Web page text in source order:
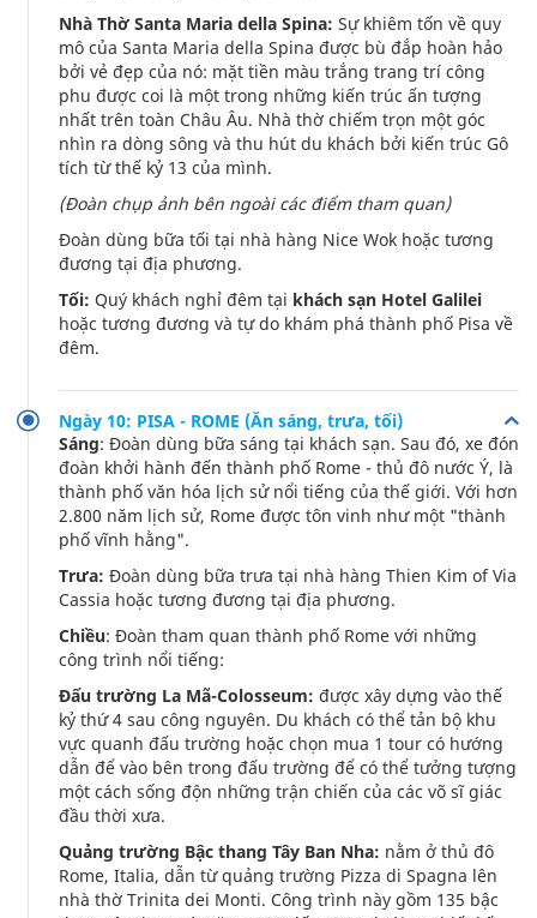
Nhà Thờ Santa Maria della Spina: Sự khiêm tốn về quy
mô của Santa Maria della Spina được bù đắp hoàn hảo
bởi vẻ đẹp của nó: mặt tiền màu trắng trang trí công
phu được coi là một trong những kiến trúc ấn tượng
nhất trên toàn Châu Âu. Nhà thờ chiếm trọn một góc
nhìn ra dòng sông và thu hút du khách bởi kiến trúc Gô
tích từ thế kỷ 13 của mình.
(Đoàn chụp ảnh bên ngoài các điểm tham quan)
Đoàn dùng bữa tối tại nhà hàng Nice Wok hoặc tương
đương tại địa phương.
Tối: Quý khách nghỉ đêm tại khách sạn Hotel Galilei
hoặc tương đương và tự do khám phá thành phố Pisa về
đêm.
Ngày 10: PISA - ROME (Ăn sáng, trưa, tối)
Sáng: Đoàn dùng bữa sáng tại khách sạn. Sau đó, xe đón
đoàn khởi hành đến thành phố Rome - thủ đô nước Ý, là
thành phố văn hóa lịch sử nổi tiếng của thế giới. Với hơn
2.800 năm lịch sử, Rome được tôn vinh như một "thành
phố vĩnh hằng".
Trưa: Đoàn dùng bữa trưa tại nhà hàng Thien Kim of Via
Cassia hoặc tương đương tại địa phương.
Chiều: Đoàn tham quan thành phố Rome với những
công trình nổi tiếng:
Đấu trường La Mã-Colosseum: được xây dựng vào thế
kỷ thứ 4 sau công nguyên. Du khách có thể tản bộ khu
vực quanh đấu trường hoặc chọn mua 1 tour có hướng
dẫn để vào bên trong đấu trường để có thể tưởng tượng
một cách sống độn những trận chiến của các võ sĩ giác
đầu thời xưa.
Quảng trường Bậc thang Tây Ban Nha: nằm ở thủ đô
Rome, Italia, dẫn từ quảng trường Pizza di Spagna lên
nhà thờ Trinita dei Monti. Công trình này gồm 135 bậc